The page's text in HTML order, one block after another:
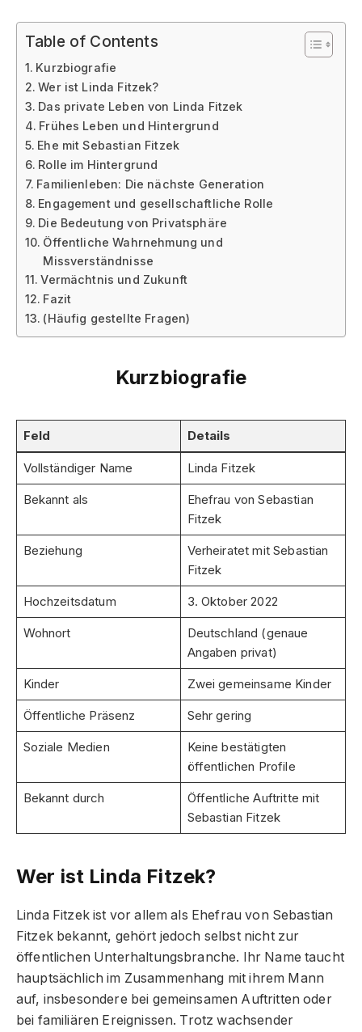
Table of Contents
Kurzbiografie
Wer ist Linda Fitzek?
Das private Leben von Linda Fitzek
Frühes Leben und Hintergrund
Ehe mit Sebastian Fitzek
Rolle im Hintergrund
Familienleben: Die nächste Generation
Engagement und gesellschaftliche Rolle
Die Bedeutung von Privatsphäre
Öffentliche Wahrnehmung und
Missverständnisse
Vermächtnis und Zukunft
Fazit
(Häufig gestellte Fragen)
Kurzbiografie
Feld Details
Vollständiger Name Linda Fitzek
Bekannt als
Ehefrau von Sebastian
Fitzek
Beziehung
Verheiratet mit Sebastian
Fitzek
Hochzeitsdatum 3. Oktober 2022
Wohnort
Deutschland (genaue
Angaben privat)
Kinder Zwei gemeinsame Kinder
Öffentliche Präsenz Sehr gering
Soziale Medien
Keine bestätigten
öffentlichen Profile
Bekannt durch
Öffentliche Auftritte mit
Sebastian Fitzek
Wer ist Linda Fitzek?
Linda Fitzek ist vor allem als Ehefrau von Sebastian
Fitzek bekannt, gehört jedoch selbst nicht zur
öffentlichen Unterhaltungsbranche. Ihr Name taucht
hauptsächlich im Zusammenhang mit ihrem Mann
auf, insbesondere bei gemeinsamen Auftritten oder
bei familiären Ereignissen. Trotz wachsender